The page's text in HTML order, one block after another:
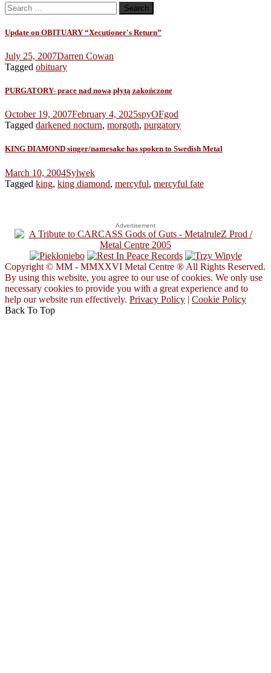
Search
for:
Update on OBITUARY “Xecutioner's Return”
July 25, 2007Darren Cowan
Tagged obituary
PURGATORY- prace nad nową płytą zakończone
October 19, 2007February 4, 2025spyOFgod
Tagged darkened nocturn, morgoth, purgatory
KING DIAMOND singer/namesake has spoken to Swedish Metal
March 10, 2004Sylwek
Tagged king, king diamond, mercyful, mercyful fate
Advertisement
Copyright © MM - MMXXVI Metal Centre ® All Rights Reserved.
By using this website, you agree to our use of cookies. We only use
necessary cookies to provide you with a great experience and to
help our website run effectively. Privacy Policy | Cookie Policy
Back To Top